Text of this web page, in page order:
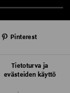
Tietoturva ja
evästeiden käyttö
Pinterest